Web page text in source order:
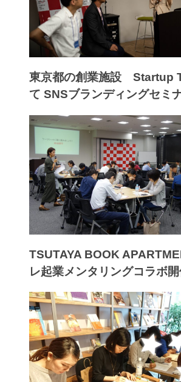
東京都の創業施設 Startup
て SNSブランディングセミ
TSUTAYA BOOK
レ起業メンタリングコラボ